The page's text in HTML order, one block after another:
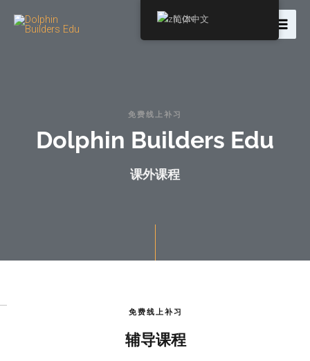
免费线上补习
Dolphin Builders Edu
课外课程
免费线上补习
辅导课程
简体中文